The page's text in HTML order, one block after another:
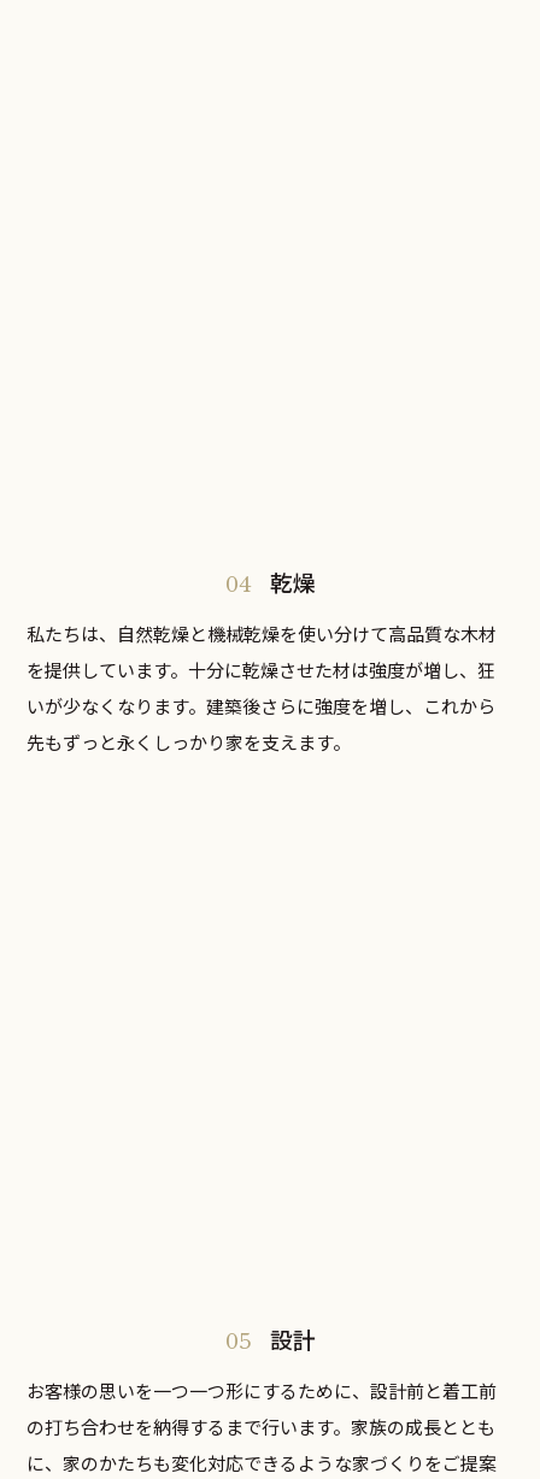
04 乾燥
私たちは、自然乾燥と機械乾燥を使い分けて高品質な木材
を提供しています。十分に乾燥させた材は強度が増し、狂
いが少なくなります。建築後さらに強度を増し、これから
先もずっと永くしっかり家を支えます。
05 設計
お客様の思いを一つ一つ形にするために、設計前と着工前
の打ち合わせを納得するまで行います。家族の成長ととも
に、家のかたちも変化対応できるような家づくりをご提案